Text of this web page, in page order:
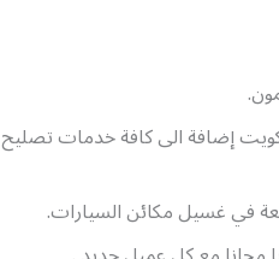
إضافة الى كافة خدمات تصليح
في غسيل مكائن السيارات.